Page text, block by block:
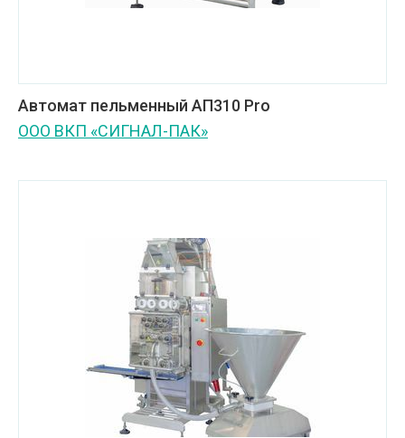
Автомат пельменный АП310 Pro
ООО ВКП «СИГНАЛ-ПАК»